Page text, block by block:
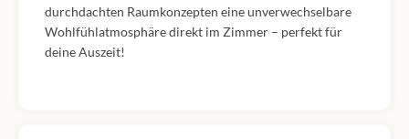
durchdachten Raumkonzepten eine unverwechselbare
Wohlfühlatmosphäre direkt im Zimmer – perfekt für
deine Auszeit!